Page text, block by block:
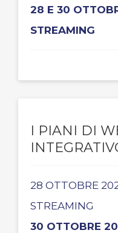
28 E 30
STREAMING
I PIANI DI
28 OTTOBRE
STREAMING
30 OTTOBRE